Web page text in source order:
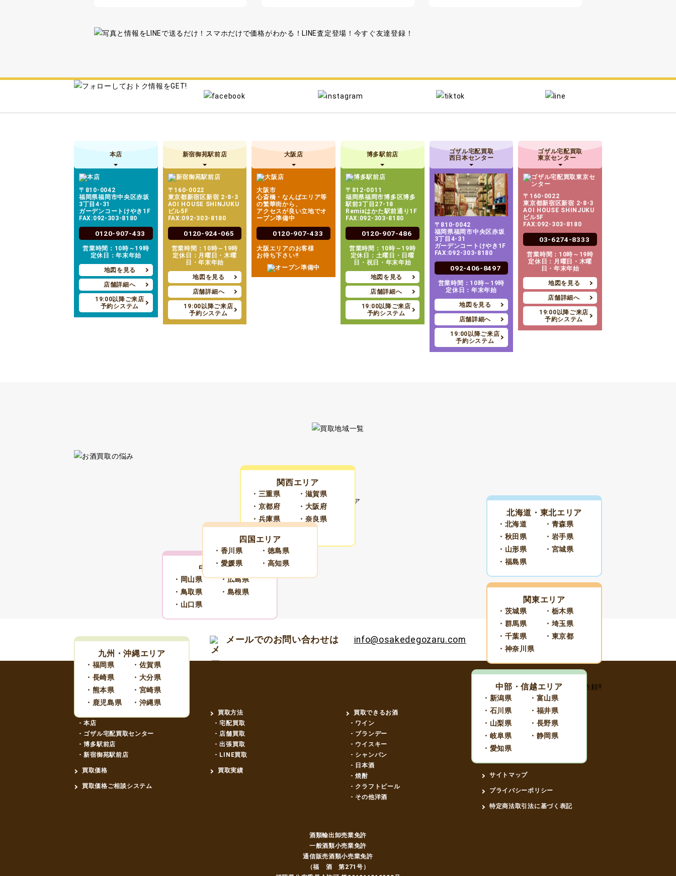
本店
〒810-0042
福岡県福岡市中央区赤坂
3丁目4-31
ガーデンコートけやき1F
FAX:092-303-8180
0120-907-433
営業時間：10時～19時
定休日：年末年始
地図を見る
店舗詳細へ
19:00以降ご来店
予約システム
新宿御苑駅前店
〒160-0022
東京都新宿区新宿 2-8-3
AOI HOUSE SHINJUKU
ビル5F
FAX:092-303-8180
0120-924-065
営業時間：10時～19時
定休日：月曜日・木曜
日・年末年始
地図を見る
店舗詳細へ
19:00以降ご来店
予約システム
大阪店
大阪市
心斎橋・なんばエリア等
の繁華街から、
アクセスが良い立地でオ
ープン準備中
0120-907-433
大阪エリアのお客様
お待ち下さい!!
博多駅前店
〒812-0011
福岡県福岡市博多区博多
駅前3丁目27-18
Remixはかた駅前通り1F
FAX:092-303-8180
0120-907-486
営業時間：10時～19時
定休日：土曜日・日曜
日・祝日・年末年始
地図を見る
店舗詳細へ
19:00以降ご来店
予約システム
ゴザル宅配買取
西日本センター
〒810-0042
福岡県福岡市中央区赤坂
3丁目4-31
ガーデンコートけやき1F
FAX:092-303-8180
092-406-8497
営業時間：10時～19時
定休日：年末年始
地図を見る
店舗詳細へ
19:00以降ご来店
予約システム
ゴザル宅配買取
東京センター
〒160-0022
東京都新宿区新宿 2-8-3
AOI HOUSE SHINJUKU
ビル5F
FAX:092-303-8180
03-6274-8333
営業時間：10時～19時
定休日：月曜日・木曜
日・年末年始
地図を見る
店舗詳細へ
19:00以降ご来店
予約システム
北海道・東北エリア
・北海道
・青森県
・秋田県
・岩手県
・山形県
・宮城県
・福島県
関東エリア
・茨城県
・栃木県
・群馬県
・埼玉県
・千葉県
・東京都
・神奈川県
中部・信越エリア
・新潟県
・富山県
・石川県
・福井県
・山梨県
・長野県
・岐阜県
・静岡県
・愛知県
関西エリア
・三重県
・滋賀県
・京都府
・大阪府
・兵庫県
・奈良県
中国エリア
・岡山県
・広島県
・鳥取県
・島根県
・山口県
四国エリア
・香川県
・徳島県
・愛媛県
・高知県
九州・沖縄エリア
・福岡県
・佐賀県
・長崎県
・大分県
・熊本県
・宮崎県
・鹿児島県
・沖縄県
メールでのお問い合わせは info@osakedegozaru.com
- 本店
- ゴザル宅配買取センター
- 博多駅前店
- 新宿御苑駅前店
買取価格
買取価格ご相談システム
買取方法
- 宅配買取
- 店舗買取
- 出張買取
- LINE買取
買取実績
買取できるお酒
- ワイン
- ブランデー
- ウイスキー
- シャンパン
- 日本酒
- 焼酎
- クラフトビール
- その他洋酒
買取地域一覧
会社概要
お知らせ
サイトマップ
プライバシーポリシー
特定商法取引法に基づく表記
酒類輸出卸売業免許
一般酒類小売業免許
通信販売酒類小売業免許
（福 酒 第271号）
0ヶ月1日3時間55分14秒
真夏のシャンパン 特別買
取キャンペーン！！～入
荷不足のため、指定15銘
柄を特別買取にて買取中
～2026.8.1
詳しくはこちら